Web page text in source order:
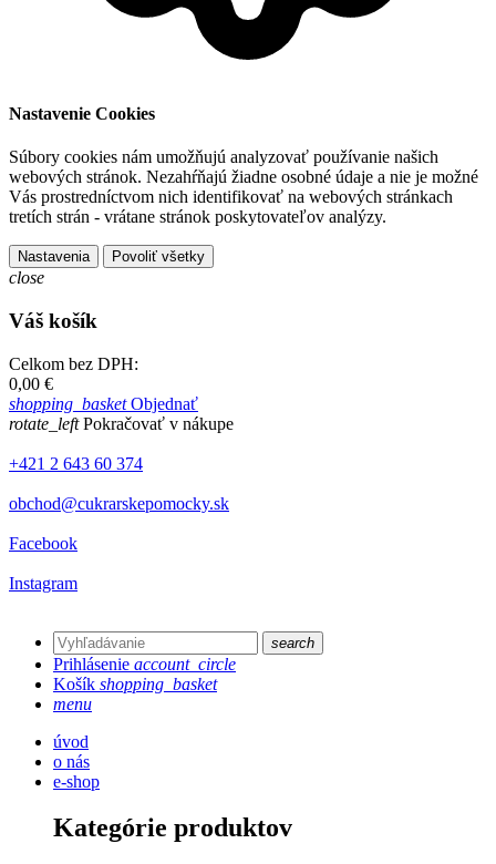
Nastavenie Cookies
Súbory cookies nám umožňujú analyzovať používanie našich
webových stránok. Nezahŕňajú žiadne osobné údaje a nie je možné
Vás prostredníctvom nich identifikovať na webových stránkach
tretích strán - vrátane stránok poskytovateľov analýzy.
Nastavenia Povoliť všetky
close
Váš košík
Celkom bez DPH:
0,00 €
shopping_basketObjednať
rotate_leftPokračovať v nákupe
+421 2 643 60 374
obchod@cukrarskepomocky.sk
Facebook
Instagram
search
Prihlásenie account_circle
Košík shopping_basket
menu
úvod
o nás
e-shop
Kategórie produktov